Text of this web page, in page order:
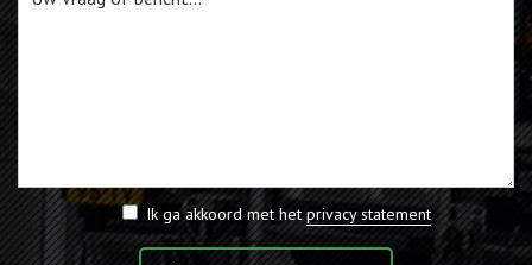
Ik ga akkoord met hetprivacy statement